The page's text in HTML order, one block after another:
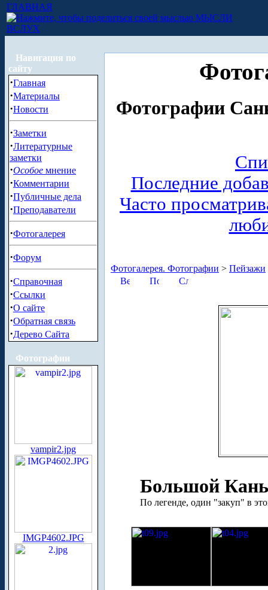
ГЛАВНАЯ
МЫСЛИ
ВСЛУХ
Навигация по
сайту
·Главная
·Материалы
·Новости
·Заметки
·Литературные
заметки
·Особое мнение
·Комментарии
·Публичные дела
·Преподаватели
·Фотогалерея
·Форум
·Справочная
·Ссылки
·О сайте
·Обратная связь
·Дерево Сайта
Фотографии
vampir2.jpg
IMGP4602.JPG
Фотографии
Последние
Часто
Фотогалерея. Фотографии > Пейзажи
Большой
По легенде, один "закуп" в